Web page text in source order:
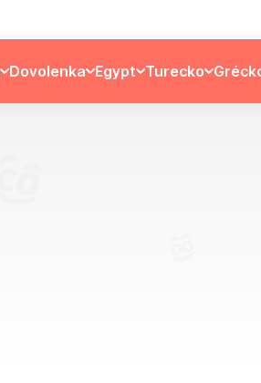
Dovolenka Egypt Turecko